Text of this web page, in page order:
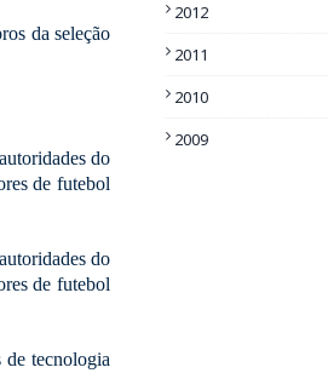
da seleção
do
de futebol
do
de futebol
tecnologia
2012
2011
2010
2009